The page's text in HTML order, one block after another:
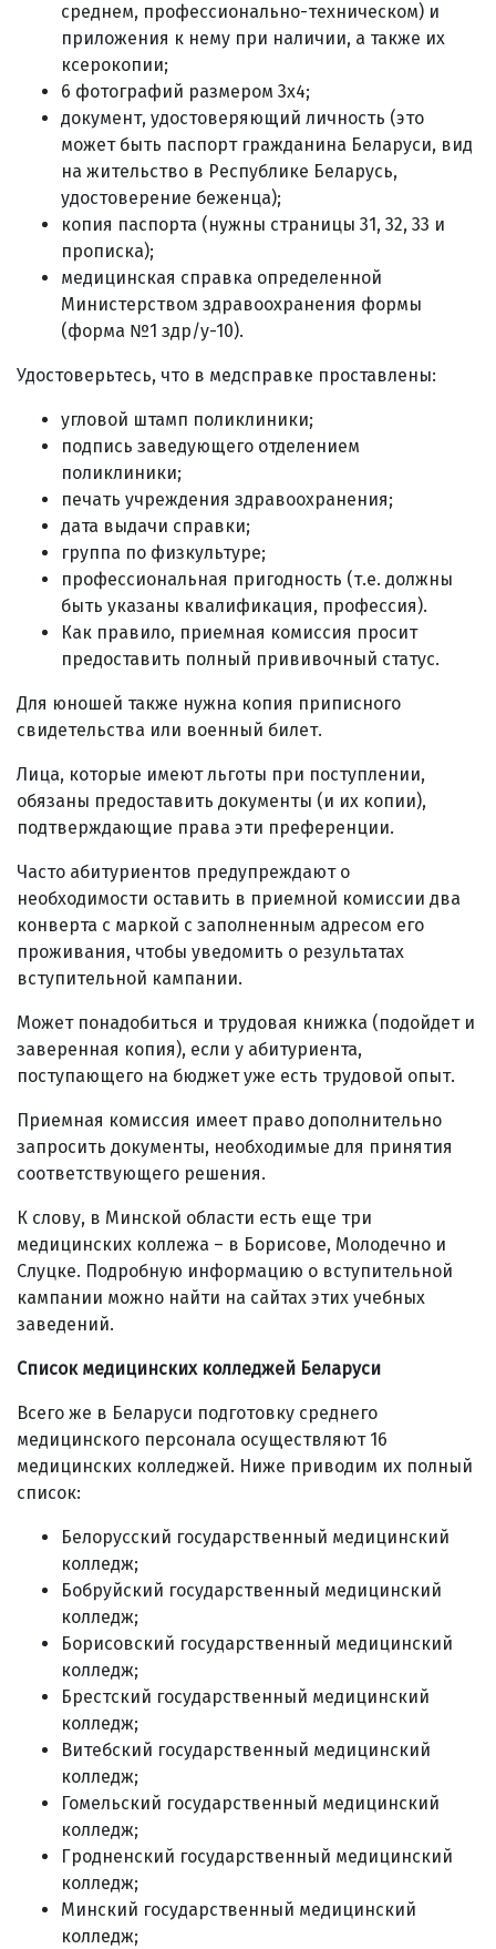
среднем, профессионально-техническом) и
приложения к нему при наличии, а также их
ксерокопии;
6 фотографий размером 3х4;
документ, удостоверяющий личность (это
может быть паспорт гражданина Беларуси, вид
на жительство в Республике Беларусь,
удостоверение беженца);
копия паспорта (нужны страницы 31, 32, 33 и
прописка);
медицинская справка определенной
Министерством здравоохранения формы
(форма №1 здр/у-10).
Удостоверьтесь, что в медсправке проставлены:
угловой штамп поликлиники;
подпись заведующего отделением
поликлиники;
печать учреждения здравоохранения;
дата выдачи справки;
группа по физкультуре;
профессиональная пригодность (т.е. должны
быть указаны квалификация, профессия).
Как правило, приемная комиссия просит
предоставить полный прививочный статус.
Для юношей также нужна копия приписного
свидетельства или военный билет.
Лица, которые имеют льготы при поступлении,
обязаны предоставить документы (и их копии),
подтверждающие права эти преференции.
Часто абитуриентов предупреждают о
необходимости оставить в приемной комиссии два
конверта с маркой с заполненным адресом его
проживания, чтобы уведомить о результатах
вступительной кампании.
Может понадобиться и трудовая книжка (подойдет и
заверенная копия), если у абитуриента,
поступающего на бюджет уже есть трудовой опыт.
Приемная комиссия имеет право дополнительно
запросить документы, необходимые для принятия
соответствующего решения.
К слову, в Минской области есть еще три
медицинских коллежа – в Борисове, Молодечно и
Слуцке. Подробную информацию о вступительной
кампании можно найти на сайтах этих учебных
заведений.
Список медицинских колледжей Беларуси
Всего же в Беларуси подготовку среднего
медицинского персонала осуществляют 16
медицинских колледжей. Ниже приводим их полный
список:
Белорусский государственный медицинский
колледж;
Бобруйский государственный медицинский
колледж;
Борисовский государственный медицинский
колледж;
Брестский государственный медицинский
колледж;
Витебский государственный медицинский
колледж;
Гомельский государственный медицинский
колледж;
Гродненский государственный медицинский
колледж;
Минский государственный медицинский
колледж;